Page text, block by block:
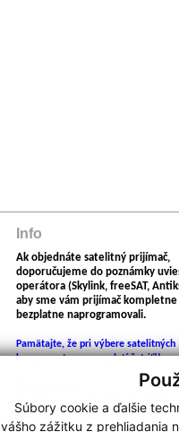
Súbory cookie a ďalšie
vášho zážitku z prehliadania
Info
Ak objednáte satelitný prijímač,
doporučujeme do poznámky
operátora (Skylink, freeSAT,
aby sme vám prijímač kompletne
bezplatne naprogramovali.
Pamätajte, že pri výbere satelitných
komponentov sa neoplatí šetriť!!
Hegishop neručí za škody
použitím nelegálneho firmwaru.